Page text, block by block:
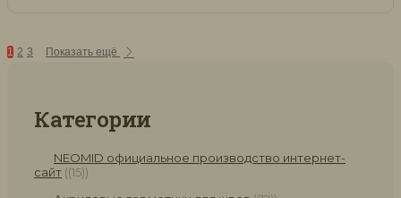
1 2 3 Показать ещё
Категории
NEOMID официальное производство интернет-
сайт (15)